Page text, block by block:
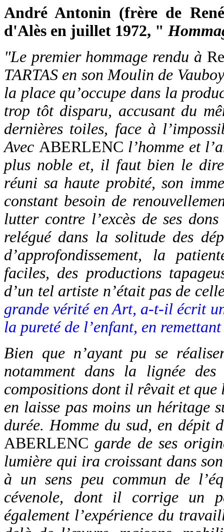
André Antonin (frère de
d'Alès en juillet 1972, "
"Le premier hommage rendu à
TARTAS en son Moulin de
la place qu’occupe dans la
trop tôt disparu, accusant du
dernières toiles, face à
Avec ABERLENC l’homme et
plus noble et, il faut bien le dire
réuni sa haute probité, son
constant besoin de
lutter contre l’excès de ses
relégué dans la solitude des
d’approfondissement, la
faciles, des productions
d’un tel artiste n’était pas de
grande vérité en Art, a-t-il écrit
la pureté de l’enfant, en
Bien que n’ayant pu se
notamment dans la lignée
compositions dont il rêvait et
en laisse pas moins un héritage
durée. Homme du sud, en dépit
ABERLENC garde de ses
lumière qui ira croissant dans
à un sens peu commun de
cévenole, dont il corrige un
également l’expérience du